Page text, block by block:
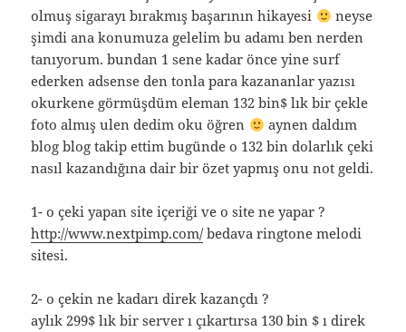
olmuş sigarayı bırakmış başarının hikayesi
neyse
şimdi ana konumuza gelelim bu adamı ben nerden
tanıyorum. bundan 1 sene kadar önce yine surf
ederken adsense den tonla para kazananlar yazısı
okurkene görmüşdüm eleman 132 bin$ lık bir çekle
foto almış ulen dedim oku öğren
aynen daldım
blog blog takip ettim bugünde o 132 bin dolarlık çeki
nasıl kazandığına dair bir özet yapmış onu not geldi.
1- o çeki yapan site içeriği ve o site ne yapar ?
http://www.nextpimp.com/bedava ringtone melodi
sitesi.
2- o çekin ne kadarı direk kazançdı ?
aylık 299$ lık bir server ı çıkartırsa 130 bin $ ı direk